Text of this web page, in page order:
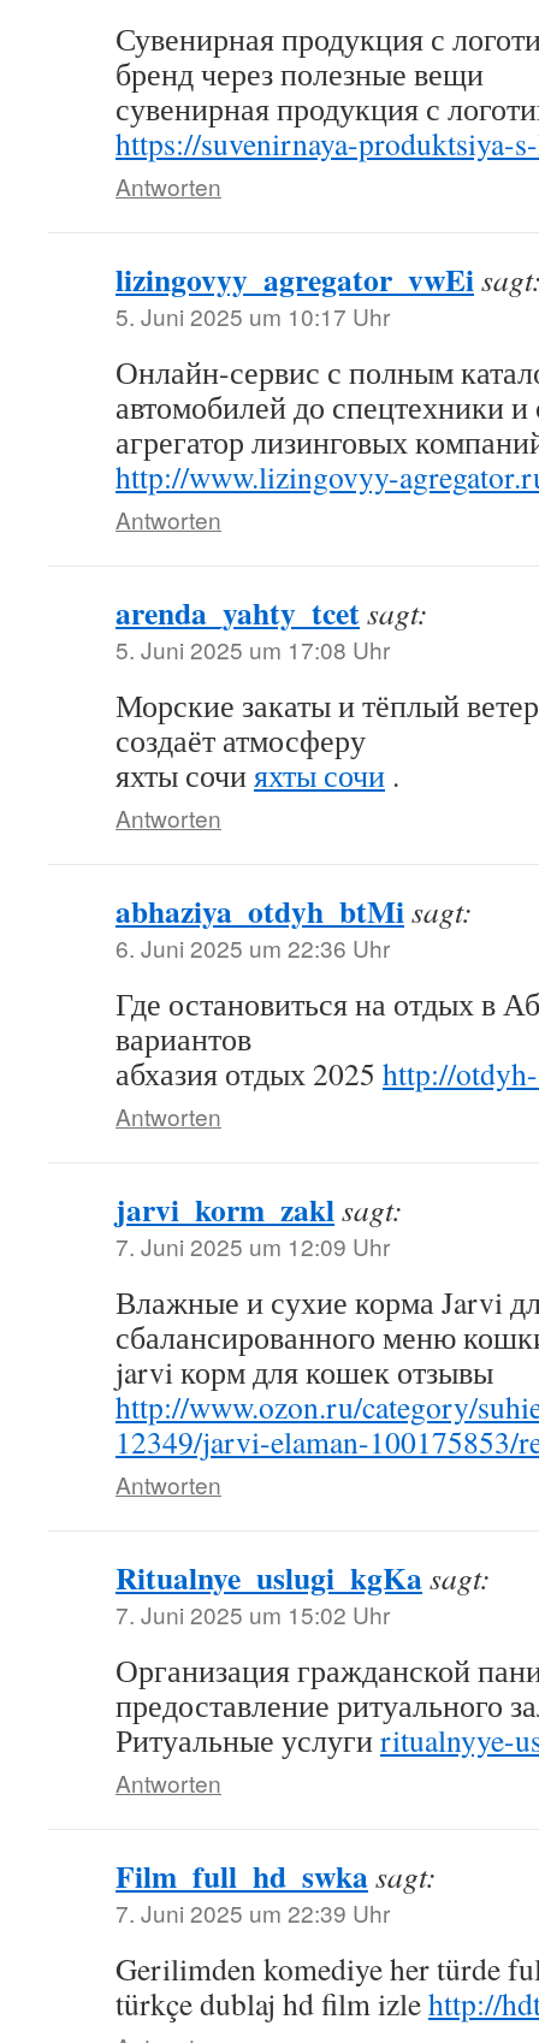
Сувенирная продукция с
бренд через полезные вещи
сувенирная продукция с
https://suvenirnaya-produktsiya-
Antworten
lizingovyy_agregator_vwEi
5. Juni 2025 um 10:17 Uhr
Онлайн-сервис с полным
автомобилей до спецтехники и
агрегатор лизинговых
http://www.lizingovyy-
Antworten
arenda_yahty_tcetsagt:
5. Juni 2025 um 17:08 Uhr
Морские закаты и тёплый
создаёт атмосферу
яхты сочияхты сочи .
Antworten
abhaziya_otdyh_btMisagt:
6. Juni 2025 um 22:36 Uhr
Где остановиться на отдых в
вариантов
абхазия отдых 2025 http://
Antworten
jarvi_korm_zaklsagt:
7. Juni 2025 um 12:09 Uhr
Влажные и сухие корма Jarvi
сбалансированного меню
jarvi корм для кошек отзывы
http://www.ozon.ru/category/
12349/jarvi-elaman-100175853/
Antworten
Ritualnye_uslugi_kgKasagt:
7. Juni 2025 um 15:02 Uhr
Организация гражданской
предоставление ритуального
Ритуальные услугиritualnyye-
Antworten
Film_full_hd_swkasagt:
7. Juni 2025 um 22:39 Uhr
Gerilimden komediye her türde
türkçe dublaj hd film izlehttp://